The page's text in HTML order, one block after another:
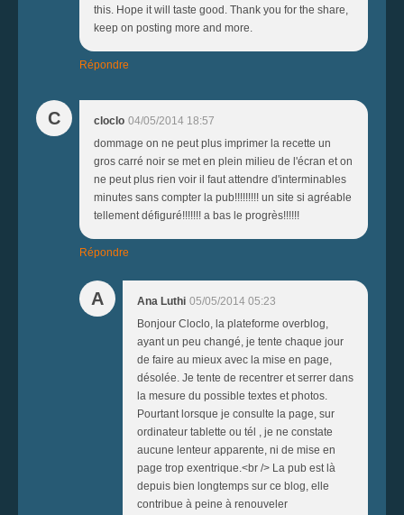
this. Hope it will taste good. Thank you for the share,
keep on posting more and more.
Répondre
C cloclo 04/05/2014 18:57
dommage on ne peut plus imprimer la recette un
gros carré noir se met en plein milieu de l'écran et on
ne peut plus rien voir il faut attendre d'interminables
minutes sans compter la pub!!!!!!!!! un site si agréable
tellement défiguré!!!!!!! a bas le progrès!!!!!!
Répondre
A Ana Luthi 05/05/2014 05:23
Bonjour Cloclo, la plateforme overblog,
ayant un peu changé, je tente chaque jour
de faire au mieux avec la mise en page,
désolée. Je tente de recentrer et serrer dans
la mesure du possible textes et photos.
Pourtant lorsque je consulte la page, sur
ordinateur tablette ou tél , je ne constate
aucune lenteur apparente, ni de mise en
page trop exentrique.<br /> La pub est là
depuis bien longtemps sur ce blog, elle
contribue à peine à renouveler